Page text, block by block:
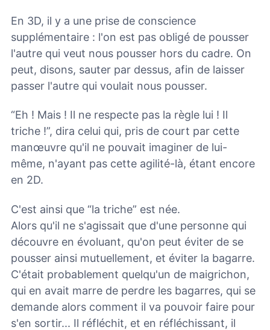
En 3D, il y a une prise de conscience
supplémentaire : l'on est pas obligé de pousser
l'autre qui veut nous pousser hors du cadre. On
peut, disons, sauter par dessus, afin de laisser
passer l'autre qui voulait nous pousser.
“Eh ! Mais ! Il ne respecte pas la règle lui ! Il
triche !”, dira celui qui, pris de court par cette
manœuvre qu'il ne pouvait imaginer de lui-
même, n'ayant pas cette agilité-là, étant encore
en 2D.
C'est ainsi que “la triche” est née.
Alors qu'il ne s'agissait que d'une personne qui
découvre en évoluant, qu'on peut éviter de se
pousser ainsi mutuellement, et éviter la bagarre.
C'était probablement quelqu'un de maigrichon,
qui en avait marre de perdre les bagarres, qui se
demande alors comment il va pouvoir faire pour
s'en sortir... Il réfléchit, et en réfléchissant, il